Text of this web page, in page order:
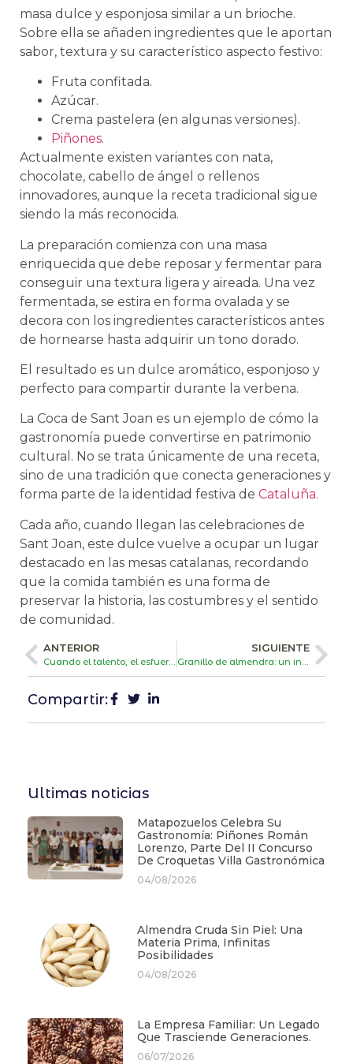
masa dulce y esponjosa similar a un brioche.
Sobre ella se añaden ingredientes que le aportan
sabor, textura y su característico aspecto festivo:
Fruta confitada.
Azúcar.
Crema pastelera (en algunas versiones).
Piñones.
Actualmente existen variantes con nata,
chocolate, cabello de ángel o rellenos
innovadores, aunque la receta tradicional sigue
siendo la más reconocida.
La preparación comienza con una masa
enriquecida que debe reposar y fermentar para
conseguir una textura ligera y aireada. Una vez
fermentada, se estira en forma ovalada y se
decora con los ingredientes característicos antes
de hornearse hasta adquirir un tono dorado.
El resultado es un dulce aromático, esponjoso y
perfecto para compartir durante la verbena.
La Coca de Sant Joan es un ejemplo de cómo la
gastronomía puede convertirse en patrimonio
cultural. No se trata únicamente de una receta,
sino de una tradición que conecta generaciones y
forma parte de la identidad festiva de Cataluña.
Cada año, cuando llegan las celebraciones de
Sant Joan, este dulce vuelve a ocupar un lugar
destacado en las mesas catalanas, recordando
que la comida también es una forma de
preservar la historia, las costumbres y el sentido
de comunidad.
ANTERIOR
Cuando el talento, el esfuerzo y el producto local se encuentran
SIGUIENTE
Granillo de almendra: un ingrediente versátil para la industria alimentaria
Compartir:
Ultimas noticias
Matapozuelos Celebra Su
Gastronomía: Piñones Román
Lorenzo, Parte Del II Concurso
De Croquetas Villa Gastronómica
04/08/2026
Almendra Cruda Sin Piel: Una
Materia Prima, Infinitas
Posibilidades
04/08/2026
La Empresa Familiar: Un Legado
Que Trasciende Generaciones.
06/07/2026